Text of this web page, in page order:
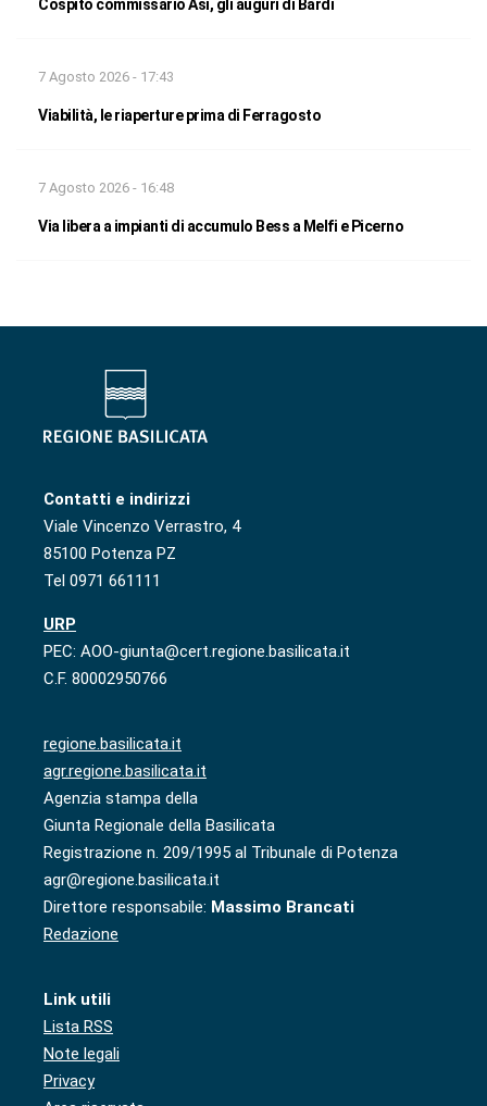
Cospito commissario Asi, gli auguri di Bardi
7 Agosto 2026 - 17:43
Viabilità, le riaperture prima di Ferragosto
7 Agosto 2026 - 16:48
Via libera a impianti di accumulo Bess a Melfi e Picerno
Contatti e indirizzi
Viale Vincenzo Verrastro, 4
85100 Potenza PZ
Tel 0971 661111
URP
PEC: AOO-giunta@cert.regione.basilicata.it
C.F. 80002950766
regione.basilicata.it
agr.regione.basilicata.it
Agenzia stampa della
Giunta Regionale della Basilicata
Registrazione n. 209/1995 al Tribunale di Potenza
agr@regione.basilicata.it
Direttore responsabile: Massimo Brancati
Redazione
Link utili
Lista RSS
Note legali
Privacy